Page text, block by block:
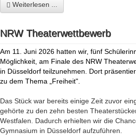
Weiterlesen ...
NRW Theaterwettbewerb
Am 11. Juni 2026 hatten wir, fünf
Möglichkeit, am Finale des NRW
in Düsseldorf teilzunehmen. Dort
zu dem Thema „Freiheit".
Das Stück war bereits einige Zeit zuvor
gehörte zu den zehn besten
Westfalen. Dadurch erhielten wir die
Gymnasium in Düsseldorf aufzuführen.